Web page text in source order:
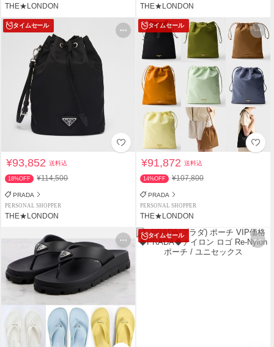
THE★LONDON THE★LONDON
タイムセール
¥93,852送料込
18%OFF ¥114,500
PRADA
PERSONAL SHOPPER
THE★LONDON
タイムセール
¥91,872送料込
14%OFF ¥107,800
PRADA
PERSONAL SHOPPER
THE★LONDON
タイムセール